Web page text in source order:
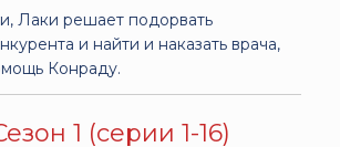
Лаки решает подорвать
и найти и наказать врача,
Конраду.
1 (серии 1-16)